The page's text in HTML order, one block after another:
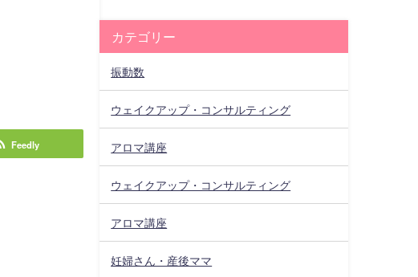
Feedly
カテゴリー
振動数
ウェイクアップ・コンサルティング
アロマ講座
ウェイクアップ・コンサルティング
アロマ講座
妊婦さん・産後ママ